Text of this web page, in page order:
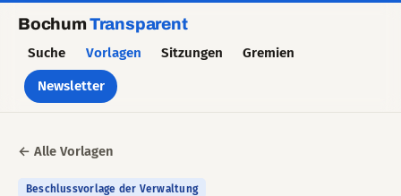
BochumTransparent
Suche Vorlagen Sitzungen Gremien
Newsletter
← Alle Vorlagen
Beschlussvorlage der Verwaltung